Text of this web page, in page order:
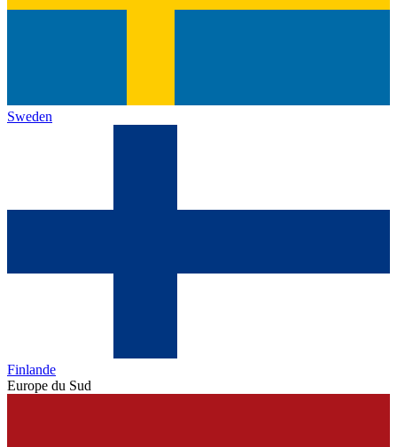
Sweden
Finlande
Europe du Sud